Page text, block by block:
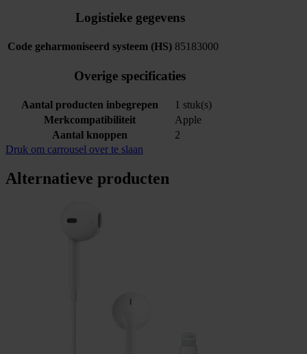
Logistieke gegevens
Code geharmoniseerd systeem (HS) 85183000
Overige specificaties
Aantal producten inbegrepen
1 stuk(s)
Merkcompatibiliteit
Apple
Aantal knoppen
2
Druk om carrousel over te slaan
Alternatieve producten